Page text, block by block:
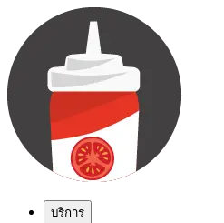
บริการ